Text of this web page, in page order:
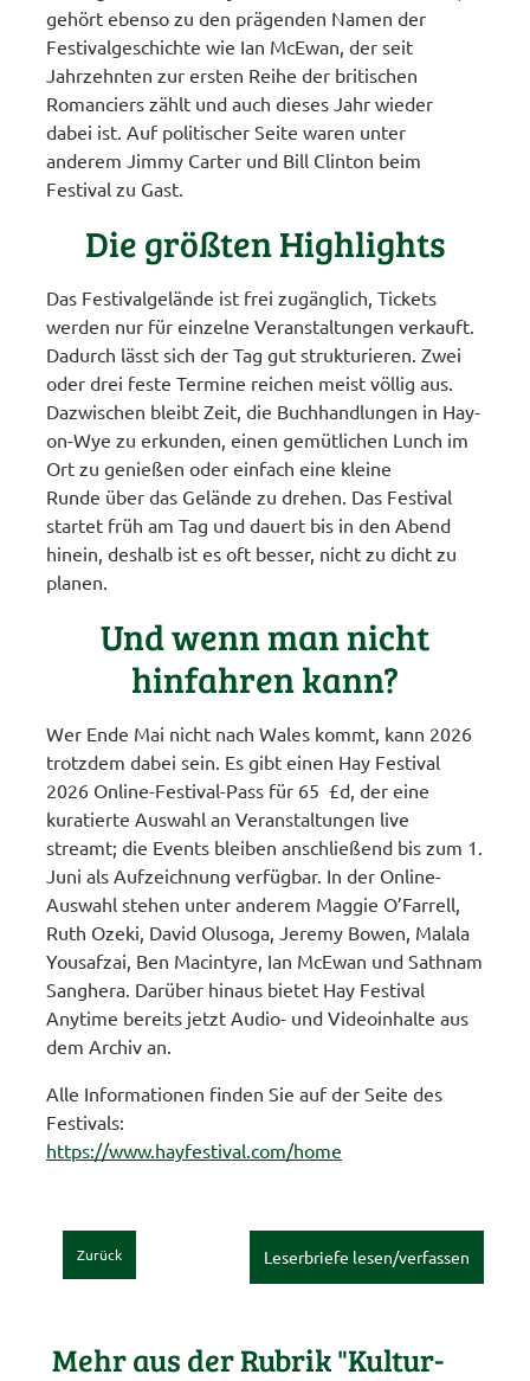
gehört ebenso zu den prägenden Namen der
Festivalgeschichte wie Ian McEwan, der seit
Jahrzehnten zur ersten Reihe der britischen
Romanciers zählt und auch dieses Jahr wieder
dabei ist. Auf politischer Seite waren unter
anderem Jimmy Carter und Bill Clinton beim
Festival zu Gast.
Die größten Highlights
Das Festivalgelände ist frei zugänglich, Tickets
werden nur für einzelne Veranstaltungen verkauft.
Dadurch lässt sich der Tag gut strukturieren. Zwei
oder drei feste Termine reichen meist völlig aus.
Dazwischen bleibt Zeit, die Buchhandlungen in Hay-
on-Wye zu erkunden, einen gemütlichen Lunch im
Ort zu genießen oder einfach eine kleine
Runde über das Gelände zu drehen. Das Festival
startet früh am Tag und dauert bis in den Abend
hinein, deshalb ist es oft besser, nicht zu dicht zu
planen.
Und wenn man nicht
hinfahren kann?
Wer Ende Mai nicht nach Wales kommt, kann 2026
trotzdem dabei sein. Es gibt einen Hay Festival
2026 Online-Festival-Pass für 65 £d, der eine
kuratierte Auswahl an Veranstaltungen live
streamt; die Events bleiben anschließend bis zum 1.
Juni als Aufzeichnung verfügbar. In der Online-
Auswahl stehen unter anderem Maggie O’Farrell,
Ruth Ozeki, David Olusoga, Jeremy Bowen, Malala
Yousafzai, Ben Macintyre, Ian McEwan und Sathnam
Sanghera. Darüber hinaus bietet Hay Festival
Anytime bereits jetzt Audio- und Videoinhalte aus
dem Archiv an.
Alle Informationen finden Sie auf der Seite des
Festivals:
https://www.hayfestival.com/home
Zurück Leserbriefe lesen/verfassen
Mehr aus der Rubrik "Kultur-